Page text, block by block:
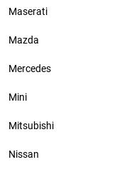
Maserati
Mazda
Mercedes
Mini
Mitsubishi
Nissan